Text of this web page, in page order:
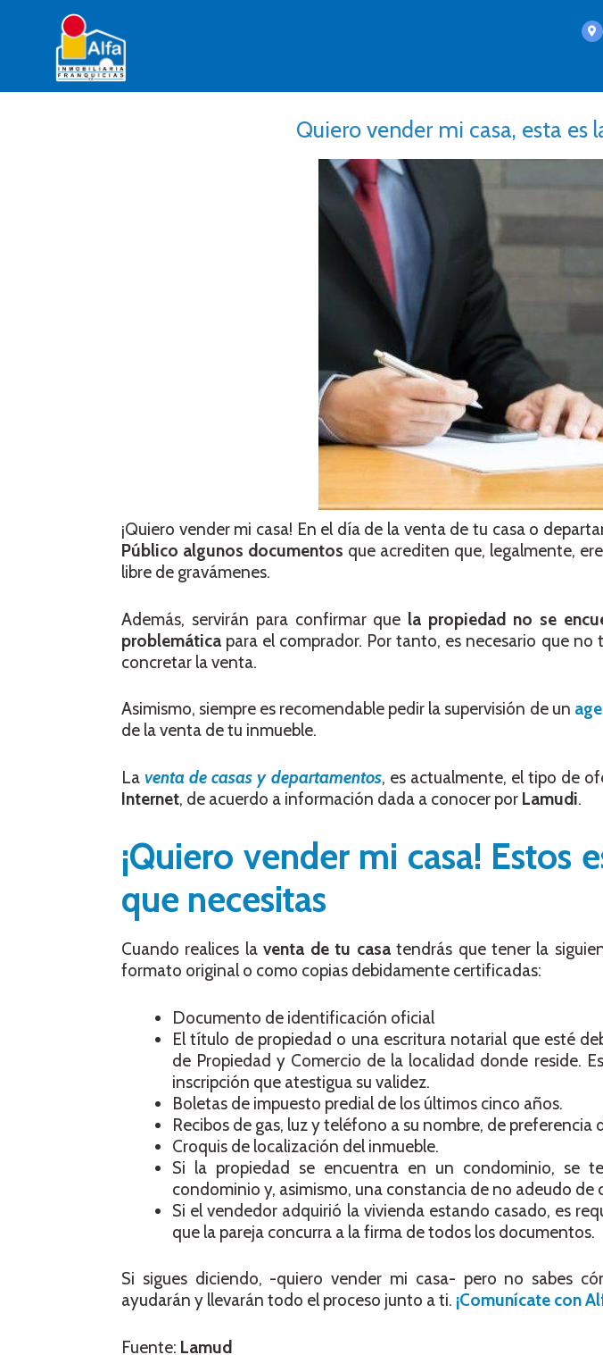
Quiero vender mi casa, esta
¡Quiero vender mi casa! En el día de la venta de tu casa o
Público algunos documentos que acrediten que, legalmente,
libre de gravámenes.
Además, servirán para confirmar que la propiedad no se
problemática para el comprador. Por tanto, es necesario que
concretar la venta.
Asimismo, siempre es recomendable pedir la supervisión de un
de la venta de tu inmueble.
Laventa de casas y departamentos, es actualmente, el tipo de
Internet, de acuerdo a información dada a conocer por Lamudi.
¡Quiero vender mi casa! Estos
que necesitas
Cuando realices laventa de tu casatendrás que tener la
formato original o como copias debidamente certificadas:
Documento de identificación oficial
El título de propiedad o una escritura notarial que esté
de Propiedad y Comercio de la localidad donde reside.
inscripción que atestigua su validez.
Boletas de impuesto predial de los últimos cinco años.
Recibos de gas, luz y teléfono a su nombre, de preferencia
Croquis de localización del inmueble.
Si la propiedad se encuentra en un condominio, se
condominio y, asimismo, una constancia de no adeudo de
Si el vendedor adquirió la vivienda estando casado, es
que la pareja concurra a la firma de todos los documentos.
Si sigues diciendo, -quiero vender mi casa- pero no sabes
ayudarán y llevarán todo el proceso junto a ti. ¡Comunícate con
Fuente: Lamud